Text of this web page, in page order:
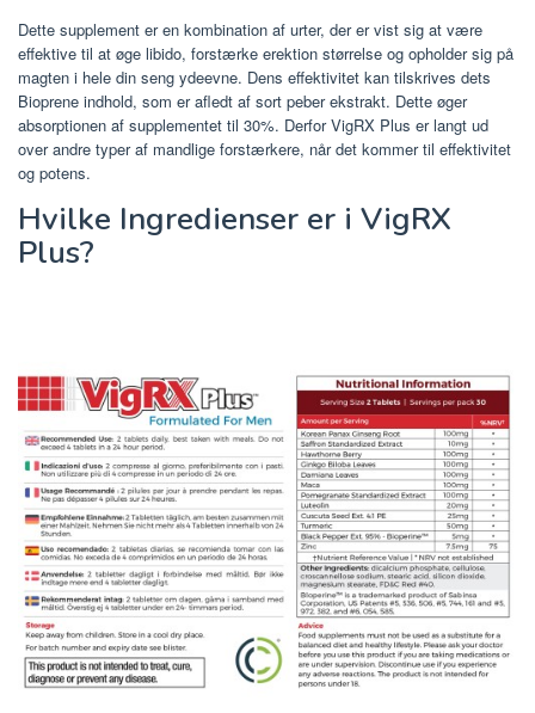
Dette supplement er en kombination af urter, der er vist sig at være
effektive til at øge libido, forstærke erektion størrelse og opholder sig på
magten i hele din seng ydeevne. Dens effektivitet kan tilskrives dets
Bioprene indhold, som er afledt af sort peber ekstrakt. Dette øger
absorptionen af ​​supplementet til 30%. Derfor VigRX Plus er langt ud
over andre typer af mandlige forstærkere, når det kommer til effektivitet
og potens.
Hvilke Ingredienser er i VigRX
Plus?